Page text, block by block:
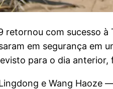
retornou com sucesso
em segurança em
para o dia anterior,
e Wang